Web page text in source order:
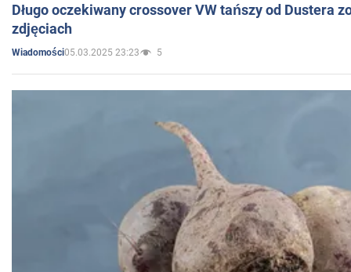
Długo oczekiwany crossover VW tańszy od Dustera
zdjęciach
Wiadomości05.03.2025 23:23 5